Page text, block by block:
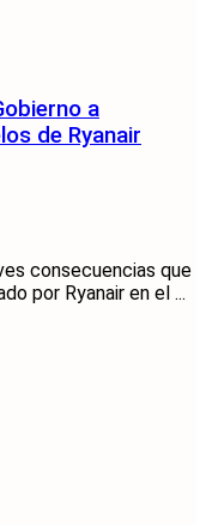
a
de Ryanair
consecuencias que
por Ryanair en el ...